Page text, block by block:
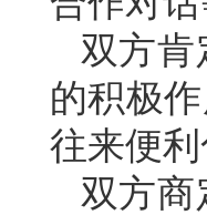
双方
的积极
往来便利
双方